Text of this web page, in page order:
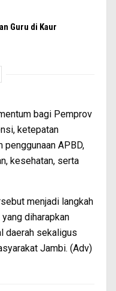
Guru di Kaur
bagi Pemprov
ketepatan
penggunaan APBD,
kesehatan, serta
menjadi langkah
diharapkan
daerah sekaligus
Jambi. (Adv)